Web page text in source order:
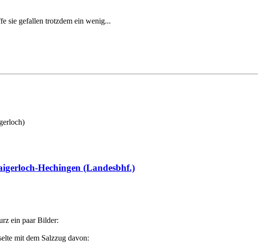
sie gefallen trotzdem ein wenig...
Hechingen (Landesbhf.)
ein paar Bilder:
mit dem Salzzug davon: